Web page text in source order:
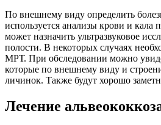
По внешнему виду определить
используется анализы крови и кала
может назначить ультразвуковое
полости. В некоторых случаях
МРТ. При обследовании можно
которые по внешнему виду и
личинок. Также будут хорошо
Лечение